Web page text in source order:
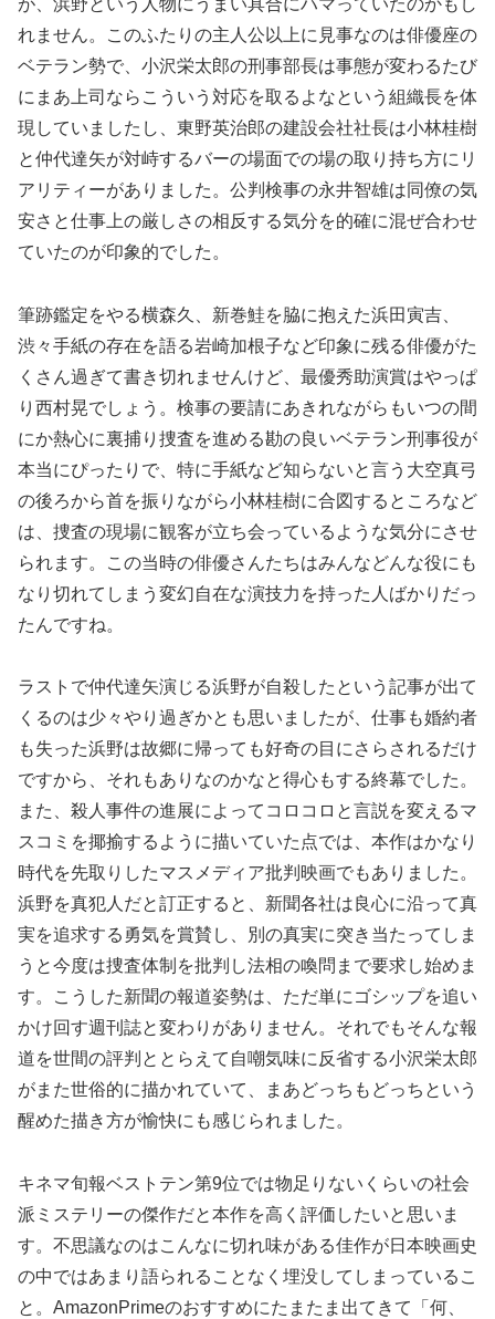
れません。このふたりの主人公以上に見事なのは俳優座の
ベテラン勢で、小沢栄太郎の刑事部長は事態が変わるたび
にまあ上司ならこういう対応を取るよなという組織長を体
現していましたし、東野英治郎の建設会社社長は小林桂樹
と仲代達矢が対峙するバーの場面での場の取り持ち方にリ
アリティーがありました。公判検事の永井智雄は同僚の気
安さと仕事上の厳しさの相反する気分を的確に混ぜ合わせ
ていたのが印象的でした。
筆跡鑑定をやる横森久、新巻鮭を脇に抱えた浜田寅吉、
渋々手紙の存在を語る岩崎加根子など印象に残る俳優がた
くさん過ぎて書き切れませんけど、最優秀助演賞はやっぱ
り西村晃でしょう。検事の要請にあきれながらもいつの間
にか熱心に裏捕り捜査を進める勘の良いベテラン刑事役が
本当にぴったりで、特に手紙など知らないと言う大空真弓
の後ろから首を振りながら小林桂樹に合図するところなど
は、捜査の現場に観客が立ち会っているような気分にさせ
られます。この当時の俳優さんたちはみんなどんな役にも
なり切れてしまう変幻自在な演技力を持った人ばかりだっ
たんですね。
ラストで仲代達矢演じる浜野が自殺したという記事が出て
くるのは少々やり過ぎかとも思いましたが、仕事も婚約者
も失った浜野は故郷に帰っても好奇の目にさらされるだけ
ですから、それもありなのかなと得心もする終幕でした。
また、殺人事件の進展によってコロコロと言説を変えるマ
スコミを揶揄するように描いていた点では、本作はかなり
時代を先取りしたマスメディア批判映画でもありました。
浜野を真犯人だと訂正すると、新聞各社は良心に沿って真
実を追求する勇気を賞賛し、別の真実に突き当たってしま
うと今度は捜査体制を批判し法相の喚問まで要求し始めま
す。こうした新聞の報道姿勢は、ただ単にゴシップを追い
かけ回す週刊誌と変わりがありません。それでもそんな報
道を世間の評判ととらえて自嘲気味に反省する小沢栄太郎
がまた世俗的に描かれていて、まあどっちもどっちという
醒めた描き方が愉快にも感じられました。
キネマ旬報ベストテン第9位では物足りないくらいの社会
派ミステリーの傑作だと本作を高く評価したいと思いま
す。不思議なのはこんなに切れ味がある佳作が日本映画史
の中ではあまり語られることなく埋没してしまっているこ
と。AmazonPrimeのおすすめにたまたま出てきて「何、